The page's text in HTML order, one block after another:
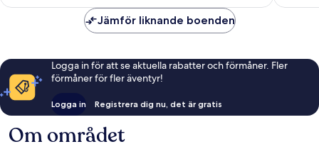
Jämför liknande boenden
Logga in för att se aktuella rabatter och förmåner. Fler
förmåner för fler äventyr!
Logga in Registrera dig nu, det är gratis
Om området